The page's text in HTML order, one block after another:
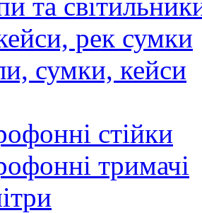
рек сумки
сумки, кейси
стійки
тримачі